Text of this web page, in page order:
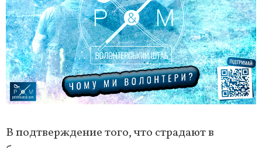
В подтверждение того, что страдают в